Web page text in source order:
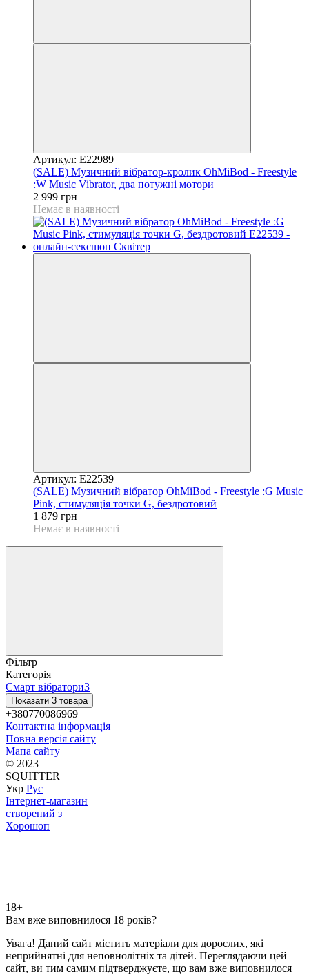
Артикул: E22989
(SALE) Музичний вібратор-кролик OhMiBod - Freestyle
:W Music Vibrator, два потужні мотори
2 999 грн
Немає в наявності
Артикул: E22539
(SALE) Музичний вібратор OhMiBod - Freestyle :G Music
Pink, стимуляція точки G, бездротовий
1 879 грн
Немає в наявності
Фільтр
Категорія
Смарт вібратори3
Показати 3 товара
+380770086969
Контактна інформація
Повна версія сайту
Мапа сайту
© 2023
SQUITTER
Укр Рус
Інтернет-магазин
створений з
Хорошоп
18+
Вам вже виповнилося 18 років?
Увага! Даний сайт містить матеріали для дорослих, які
неприйнятні для неповнолітніх та дітей. Переглядаючи цей
сайт, ви тим самим підтверджуєте, що вам вже виповнилося